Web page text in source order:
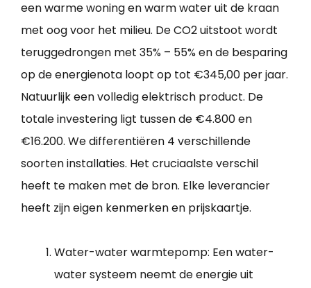
een warme woning en warm water uit de kraan
met oog voor het milieu. De CO2 uitstoot wordt
teruggedrongen met 35% – 55% en de besparing
op de energienota loopt op tot €345,00 per jaar.
Natuurlijk een volledig elektrisch product. De
totale investering ligt tussen de €4.800 en
€16.200. We differentiëren 4 verschillende
soorten installaties. Het cruciaalste verschil
heeft te maken met de bron. Elke leverancier
heeft zijn eigen kenmerken en prijskaartje.
Water-water warmtepomp: Een water-
water systeem neemt de energie uit